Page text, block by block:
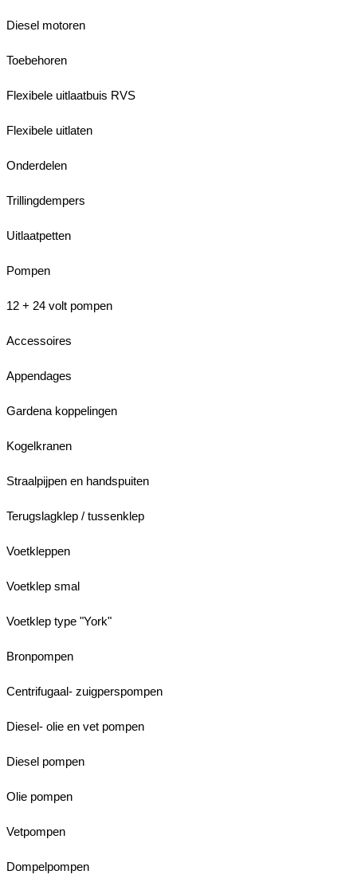
Diesel motoren
Toebehoren
Flexibele uitlaatbuis RVS
Flexibele uitlaten
Onderdelen
Trillingdempers
Uitlaatpetten
Pompen
12 + 24 volt pompen
Accessoires
Appendages
Gardena koppelingen
Kogelkranen
Straalpijpen en handspuiten
Terugslagklep / tussenklep
Voetkleppen
Voetklep smal
Voetklep type "York"
Bronpompen
Centrifugaal- zuigperspompen
Diesel- olie en vet pompen
Diesel pompen
Olie pompen
Vetpompen
Dompelpompen